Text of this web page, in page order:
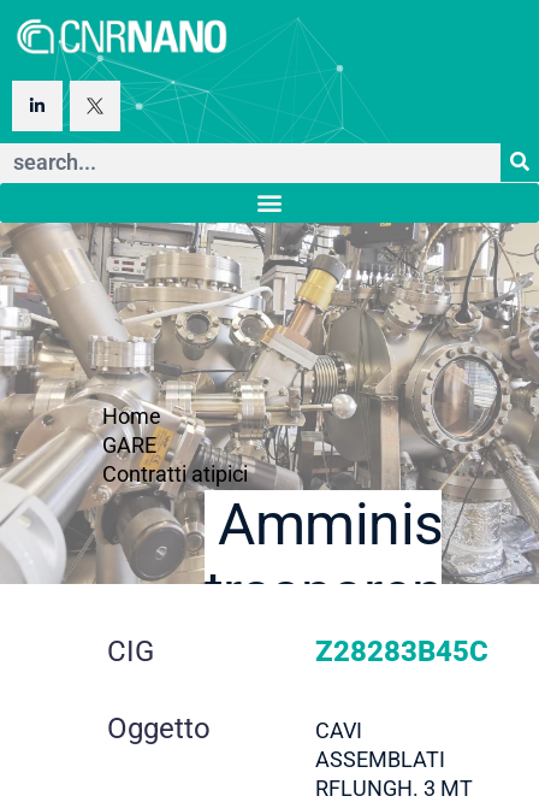
Home
GARE
Contratti atipici
trasparente
dettaglio
gara
CIG Z28283B45C
Oggetto
CAVI
ASSEMBLATI
RFLUNGH. 3 MT